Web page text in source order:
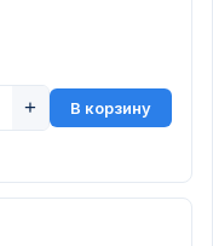
+ В корзину